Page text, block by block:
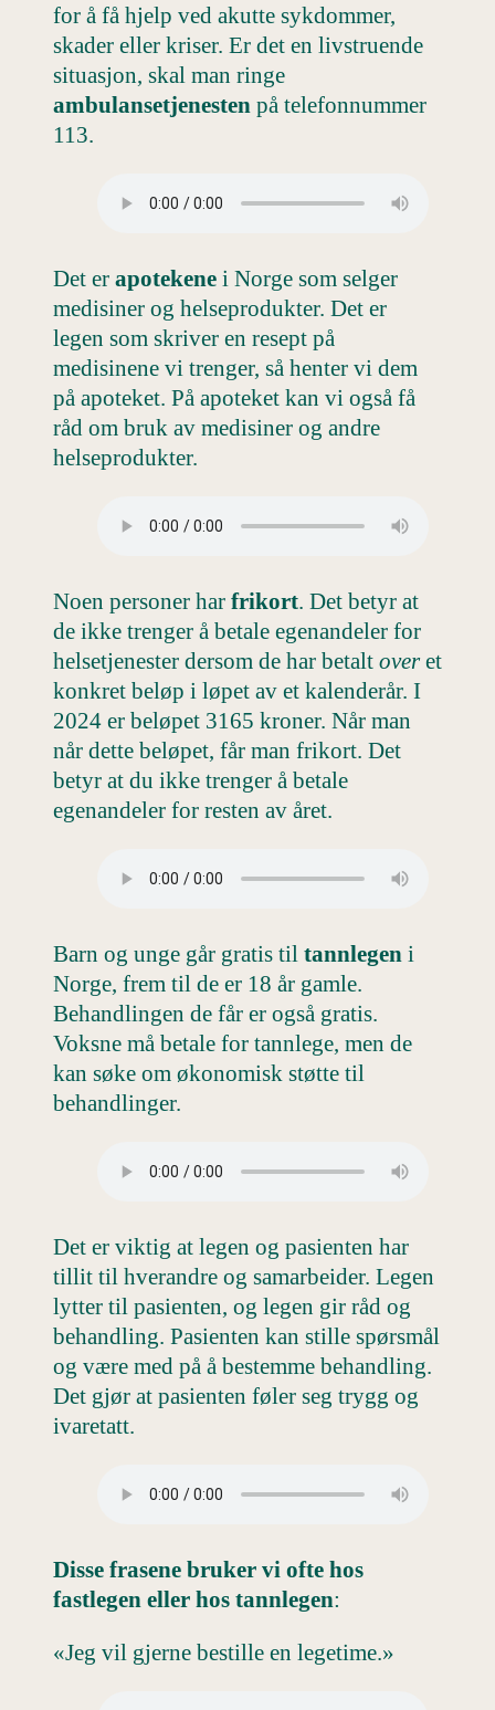
for å få hjelp ved akutte sykdommer,
skader eller kriser. Er det en livstruende
situasjon, skal man ringe
ambulansetjenesten på telefonnummer
113.
Det er apotekene i Norge som selger
medisiner og helseprodukter. Det er
legen som skriver en resept på
medisinene vi trenger, så henter vi dem
på apoteket. På apoteket kan vi også få
råd om bruk av medisiner og andre
helseprodukter.
Noen personer har frikort. Det betyr at
de ikke trenger å betale egenandeler for
helsetjenester dersom de har betalt overet
konkret beløp i løpet av et kalenderår. I
2024 er beløpet 3165 kroner. Når man
når dette beløpet, får man frikort. Det
betyr at du ikke trenger å betale
egenandeler for resten av året.
Barn og unge går gratis til tannlegen i
Norge, frem til de er 18 år gamle.
Behandlingen de får er også gratis.
Voksne må betale for tannlege, men de
kan søke om økonomisk støtte til
behandlinger.
Det er viktig at legen og pasienten har
tillit til hverandre og samarbeider. Legen
lytter til pasienten, og legen gir råd og
behandling. Pasienten kan stille spørsmål
og være med på å bestemme behandling.
Det gjør at pasienten føler seg trygg og
ivaretatt.
Disse frasene bruker vi ofte hos
fastlegen eller hos tannlegen:
«Jeg vil gjerne bestille en legetime.»